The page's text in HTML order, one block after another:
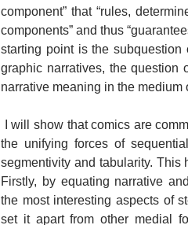
component” that “rules,
components” and thus
starting point is the
graphic narratives, the question
narrative meaning in the medium
I will show that comics are
the unifying forces of
segmentivity and tabularity. This
Firstly, by equating narrative
the most interesting aspects of
set it apart from other medial